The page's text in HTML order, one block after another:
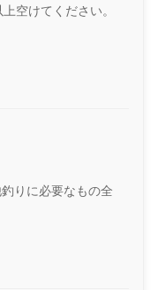
空けてください。
りに必要なもの全